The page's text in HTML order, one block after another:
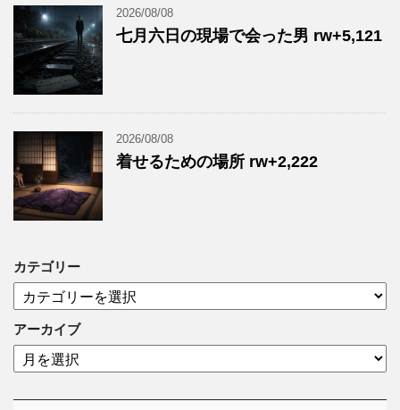
2026/08/08
七月六日の現場で会った男 rw+5,121
2026/08/08
着せるための場所 rw+2,222
カテゴリー
テ
ゴ
リ
ー
アーカイブ
ア
ー